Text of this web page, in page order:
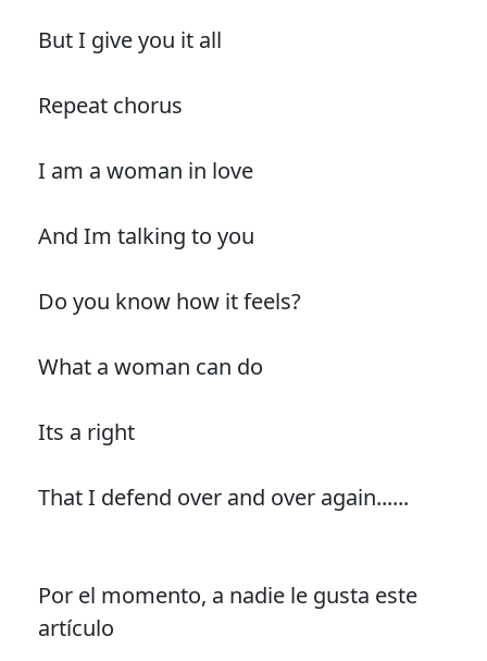
But I give you it all
Repeat chorus
I am a woman in love
And Im talking to you
Do you know how it feels?
What a woman can do
Its a right
That I defend over and over again......
Por el momento, a nadie le gusta este
artículo